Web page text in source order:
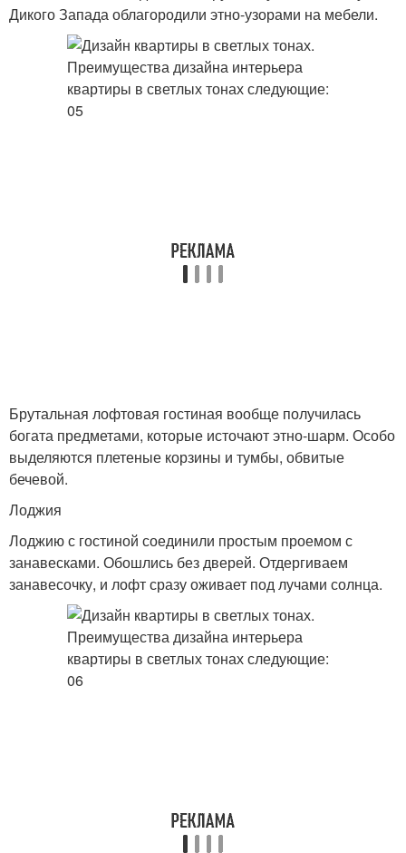
Дикого Запада облагородили этно-узорами на мебели.
Брутальная лофтовая гостиная вообще получилась
богата предметами, которые источают этно-шарм. Особо
выделяются плетеные корзины и тумбы, обвитые
бечевой.
Лоджия
Лоджию с гостиной соединили простым проемом с
занавесками. Обошлись без дверей. Отдергиваем
занавесочку, и лофт сразу оживает под лучами солнца.